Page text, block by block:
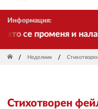
Информация:
се променя и
Неделник
Стихотворен